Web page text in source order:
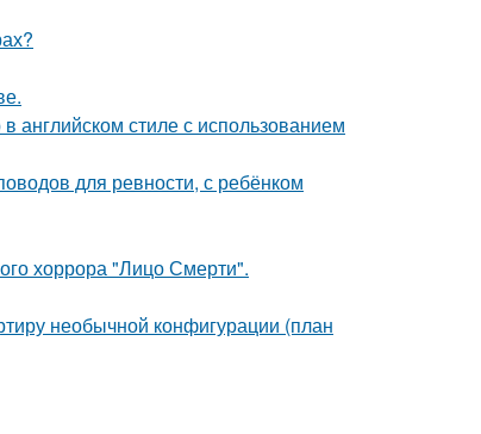
английском стиле с использованием
для ревности, с ребёнком
хоррора "Лицо Смерти".
необычной конфигурации (план